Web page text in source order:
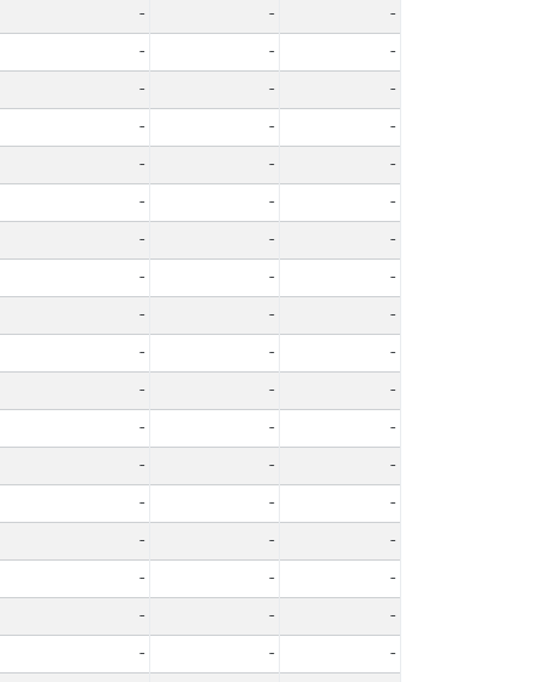
- -
-
- -
-
- -
-
- -
-
- -
-
- -
-
- -
-
- -
-
- -
-
- -
-
- -
-
- -
-
- -
-
- -
-
- -
-
- -
-
- -
-
- -
-